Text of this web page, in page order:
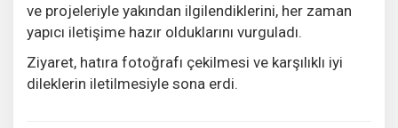
ve projeleriyle yakından ilgilendiklerini, her zaman
yapıcı iletişime hazır olduklarını vurguladı.
Ziyaret, hatıra fotoğrafı çekilmesi ve karşılıklı iyi
dileklerin iletilmesiyle sona erdi.